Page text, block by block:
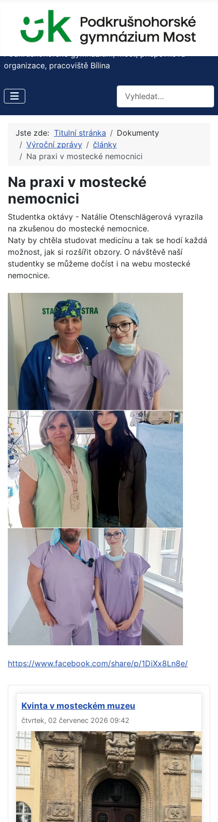
organizace, pracoviště Bílina
Hledat
Jste zde: Titulní stránka
Dokumenty
Výroční zprávy
články
Na praxi v mostecké nemocnici
Na praxi v mostecké
nemocnici
Studentka oktávy - Natálie Otenschlägerová vyrazila
na zkušenou do mostecké nemocnice.
Naty by chtěla studovat medicínu a tak se hodí každá
možnost, jak si rozšířit obzory. O návštěvě naší
studentky se můžeme dočíst i na webu mostecké
nemocnice.
https://www.facebook.com/share/p/1DiXx8Ln8e/
Kvinta v mosteckém muzeu
čtvrtek, 02 červenec 2026 09:42